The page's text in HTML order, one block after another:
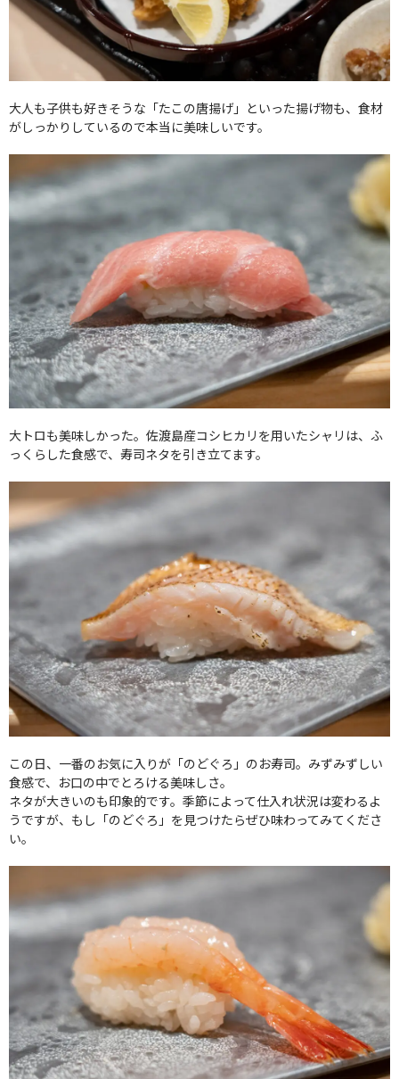
大人も子供も好きそうな「たこの唐揚げ」といった揚げ物も、食材
がしっかりしているので本当に美味しいです。
大トロも美味しかった。佐渡島産コシヒカリを用いたシャリは、ふ
っくらした食感で、寿司ネタを引き立てます。
この日、一番のお気に入りが「のどぐろ」のお寿司。みずみずしい
食感で、お口の中でとろける美味しさ。
ネタが大きいのも印象的です。季節によって仕入れ状況は変わるよ
うですが、もし「のどぐろ」を見つけたらぜひ味わってみてくださ
い。